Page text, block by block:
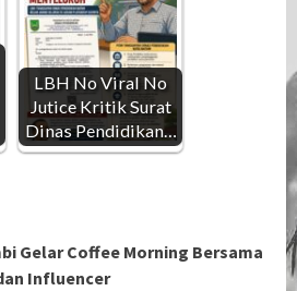
LBH No Viral No
Jutice Kritik Surat
Dinas Pendidikan…
Gelar Coffee Morning Bersama
Influencer